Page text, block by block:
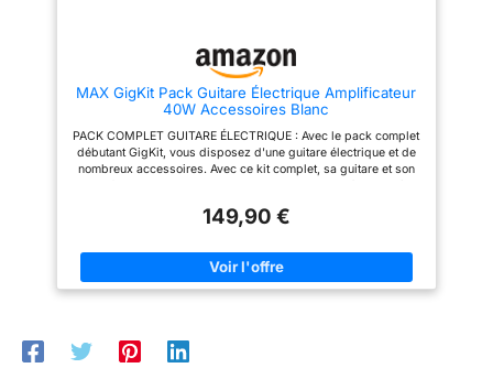
MAX GigKit Pack Guitare Électrique Amplificateur
40W Accessoires Blanc
PACK COMPLET GUITARE ÉLECTRIQUE : Avec le pack complet
débutant GigKit, vous disposez d'une guitare électrique et de
nombreux accessoires. Avec ce kit complet, sa guitare et son
son authentique. Vous êtes prêt pour le rock ! UNE GUITARE
taille standard est idéale dès 10 ans et dispose d'un excellent
rapport qualité-prix pour les débutants de tous âges. Son
design est connu de toutes les générations et reconnaissable
facilement et de manière amusante, vous pouvez télécharger
149,90 €